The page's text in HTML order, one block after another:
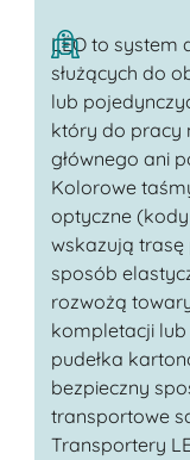
LEO to system
służących do
lub
który do pracy
głównego ani
Kolorowe
optyczne (kody
wskazują trasę
sposób
rozwożą
kompletacji lub
pudełka
bezpieczny
transportowe
Transportery